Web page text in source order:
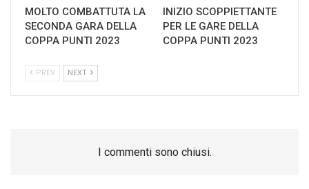
MOLTO COMBATTUTA LA
SECONDA GARA DELLA
COPPA PUNTI 2023
INIZIO SCOPPIETTANTE
PER LE GARE DELLA
COPPA PUNTI 2023
PREV NEXT
I commenti sono chiusi.